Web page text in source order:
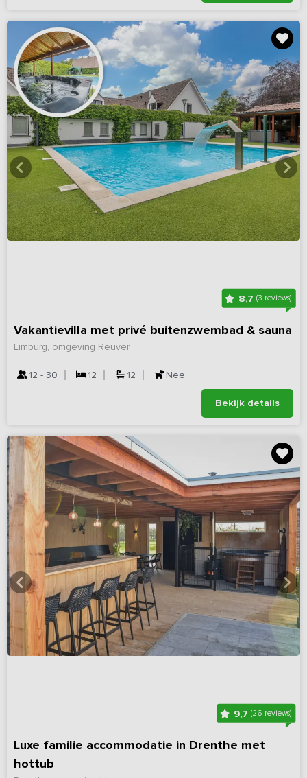
8,7(3 reviews)
Vakantievilla met privé buitenzwembad & sauna
Limburg, omgeving Reuver
12 - 30 12 12 Nee
Bekijk details
9,7 (26 reviews)
Luxe familie accommodatie in Drenthe met
hottub